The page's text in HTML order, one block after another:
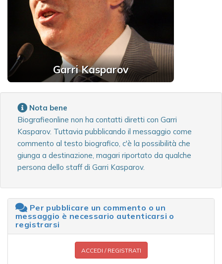
Garri Kasparov
Nota bene
Biografieonline non ha contatti diretti con Garri
Kasparov. Tuttavia pubblicando il messaggio come
commento al testo biografico, c'è la possibilità che
giunga a destinazione, magari riportato da qualche
persona dello staff di Garri Kasparov.
Per pubblicare un commento o un
messaggio è necessario autenticarsi o
registrarsi
ACCEDI / REGISTRATI